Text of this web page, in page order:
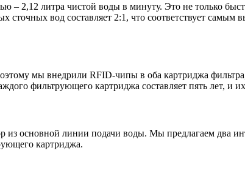
– 2,12 литра чистой воды в минуту. Это не только
вод составляет 2:1, что соответствует самым
мы внедрили RFID-чипы в оба картриджа
фильтрующего картриджа составляет пять лет, и
из основной линии подачи воды. Мы предлагаем два
картриджа.